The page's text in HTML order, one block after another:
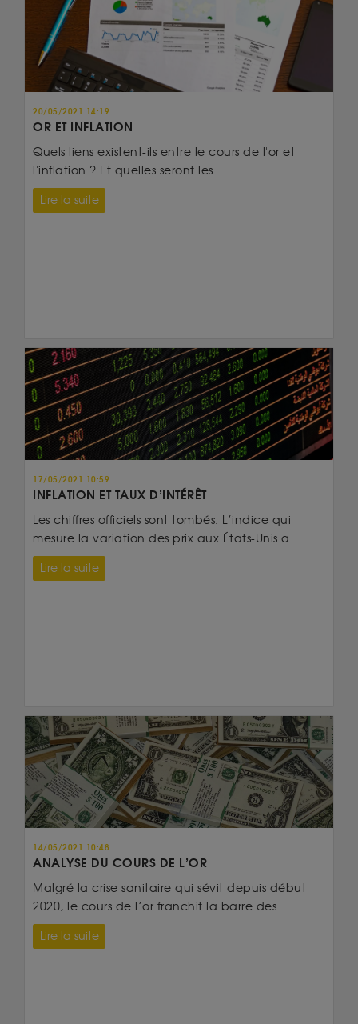
20/05/2021 14:19
OR ET INFLATION
Quels liens existent-ils entre le cours de l'or et
l'inflation ? Et quelles seront les...
Lire la suite
17/05/2021 10:59
INFLATION ET TAUX D’INTÉRÊT
Les chiffres officiels sont tombés. L’indice qui
mesure la variation des prix aux États-Unis a...
Lire la suite
14/05/2021 10:48
ANALYSE DU COURS DE L’OR
Malgré la crise sanitaire qui sévit depuis début
2020, le cours de l’or franchit la barre des...
Lire la suite